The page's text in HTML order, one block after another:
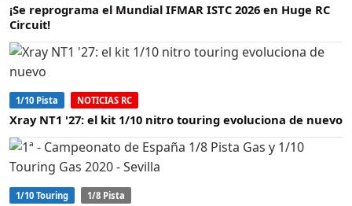
¡Se reprograma el Mundial IFMAR ISTC 2026 en Huge RC
Circuit!
1/10 Pista NOTICIAS RC
Xray NT1 '27: el kit 1/10 nitro touring evoluciona de nuevo
1/10 Touring 1/8 Pista